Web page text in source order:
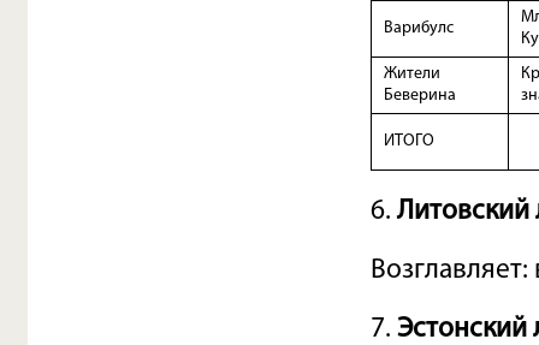
Варибулс
Жители
Беверина
ИТОГО
6.Литовский
7. Эстонский